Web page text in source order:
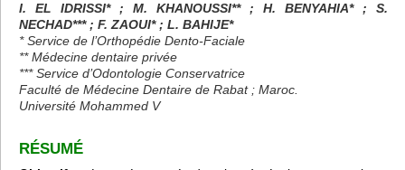
I. EL IDRISSI* ; M. KHANOUSSI** ; H. BENYAHIA* ; S.
NECHAD*** ; F. ZAOUI* ; L. BAHIJE*
* Service de l’Orthopédie Dento-Faciale
** Médecine dentaire privée
*** Service d’Odontologie Conservatrice
Faculté de Médecine Dentaire de Rabat ; Maroc.
Université Mohammed V
RÉSUMÉ